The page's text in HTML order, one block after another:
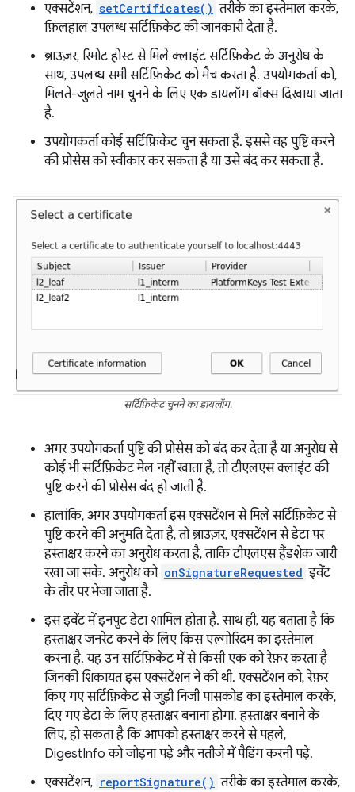
एक्सटेंशन, setCertificates() तरीके का इस्तेमाल करके,
फ़िलहाल उपलब्ध सर्टिफ़िकेट की जानकारी देता है.
ब्राउज़र, रिमोट होस्ट से मिले क्लाइंट सर्टिफ़िकेट के अनुरोध के
साथ, उपलब्ध सभी सर्टिफ़िकेट को मैच करता है. उपयोगकर्ता को,
मिलते-जुलते नाम चुनने के लिए एक डायलॉग बॉक्स दिखाया जाता
है.
उपयोगकर्ता कोई सर्टिफ़िकेट चुन सकता है. इससे वह पुष्टि करने
की प्रोसेस को स्वीकार कर सकता है या उसे बंद कर सकता है.
सर्टिफ़िकेट चुनने का डायलॉग.
अगर उपयोगकर्ता पुष्टि की प्रोसेस को बंद कर देता है या अनुरोध से
कोई भी सर्टिफ़िकेट मेल नहीं खाता है, तो टीएलएस क्लाइंट की
पुष्टि करने की प्रोसेस बंद हो जाती है.
हालांकि, अगर उपयोगकर्ता इस एक्सटेंशन से मिले सर्टिफ़िकेट से
पुष्टि करने की अनुमति देता है, तो ब्राउज़र, एक्सटेंशन से डेटा पर
हस्ताक्षर करने का अनुरोध करता है, ताकि टीएलएस हैंडशेक जारी
रखा जा सके. अनुरोध को onSignatureRequested इवेंट
के तौर पर भेजा जाता है.
इस इवेंट में इनपुट डेटा शामिल होता है. साथ ही, यह बताता है कि
हस्ताक्षर जनरेट करने के लिए किस एल्गोरिदम का इस्तेमाल
करना है. यह उन सर्टिफ़िकेट में से किसी एक को रेफ़र करता है
जिनकी शिकायत इस एक्सटेंशन ने की थी. एक्सटेंशन को, रेफ़र
किए गए सर्टिफ़िकेट से जुड़ी निजी पासकोड का इस्तेमाल करके,
दिए गए डेटा के लिए हस्ताक्षर बनाना होगा. हस्ताक्षर बनाने के
लिए, हो सकता है कि आपको हस्ताक्षर करने से पहले,
DigestInfo को जोड़ना पड़े और नतीजे में पैडिंग करनी पड़े.
एक्सटेंशन, reportSignature() तरीके का इस्तेमाल करके,